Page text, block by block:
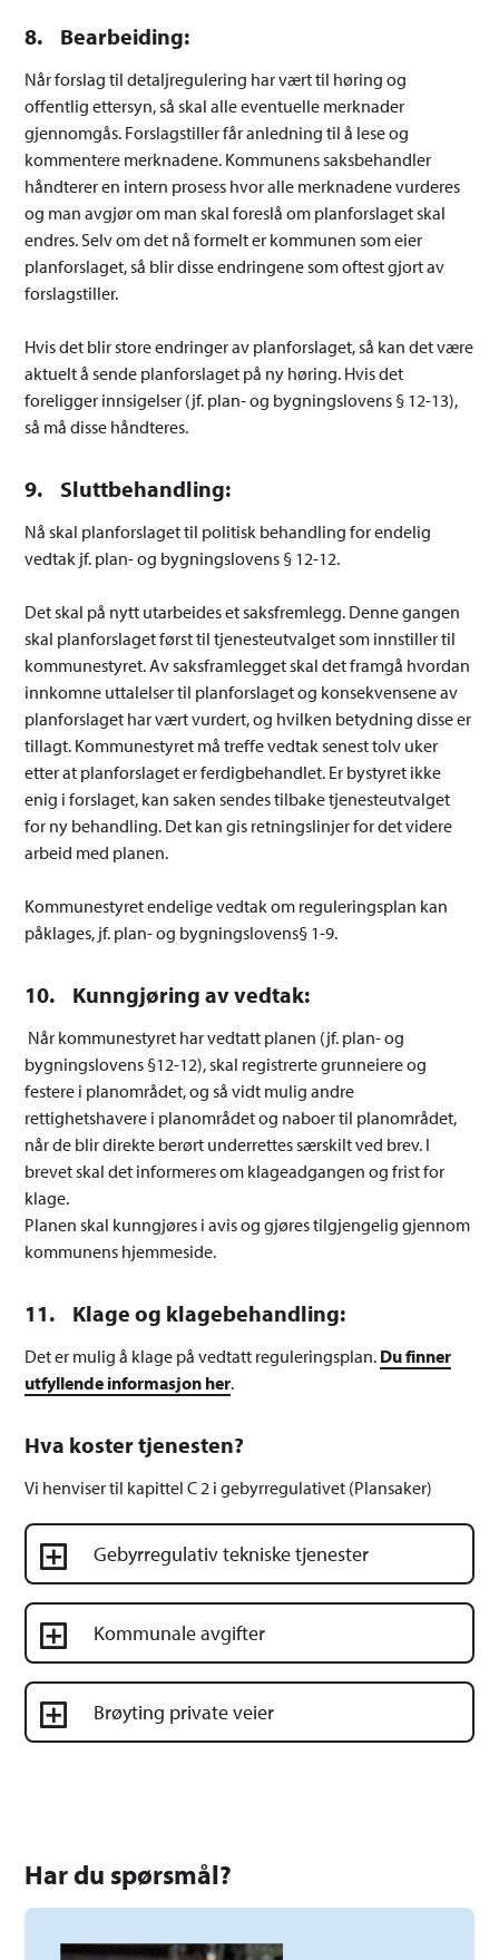
8. Bearbeiding:
Når forslag til detaljregulering har vært til høring og
offentlig ettersyn, så skal alle eventuelle merknader
gjennomgås. Forslagstiller får anledning til å lese og
kommentere merknadene. Kommunens saksbehandler
håndterer en intern prosess hvor alle merknadene vurderes
og man avgjør om man skal foreslå om planforslaget skal
endres. Selv om det nå formelt er kommunen som eier
planforslaget, så blir disse endringene som oftest gjort av
forslagstiller.
Hvis det blir store endringer av planforslaget, så kan det være
aktuelt å sende planforslaget på ny høring. Hvis det
foreligger innsigelser (jf. plan- og bygningslovens § 12-13),
så må disse håndteres.
9. Sluttbehandling:
Nå skal planforslaget til politisk behandling for endelig
vedtak jf. plan- og bygningslovens § 12-12.
Det skal på nytt utarbeides et saksfremlegg. Denne gangen
skal planforslaget først til tjenesteutvalget som innstiller til
kommunestyret. Av saksframlegget skal det framgå hvordan
innkomne uttalelser til planforslaget og konsekvensene av
planforslaget har vært vurdert, og hvilken betydning disse er
tillagt. Kommunestyret må treffe vedtak senest tolv uker
etter at planforslaget er ferdigbehandlet. Er bystyret ikke
enig i forslaget, kan saken sendes tilbake tjenesteutvalget
for ny behandling. Det kan gis retningslinjer for det videre
arbeid med planen.
Kommunestyret endelige vedtak om reguleringsplan kan
påklages, jf. plan- og bygningslovens§ 1-9.
10. Kunngjøring av vedtak:
Når kommunestyret har vedtatt planen (jf. plan- og
bygningslovens §12-12), skal registrerte grunneiere og
festere i planområdet, og så vidt mulig andre
rettighetshavere i planområdet og naboer til planområdet,
når de blir direkte berørt underrettes særskilt ved brev. I
brevet skal det informeres om klageadgangen og frist for
klage.
Planen skal kunngjøres i avis og gjøres tilgjengelig gjennom
kommunens hjemmeside.
11. Klage og klagebehandling:
Det er mulig å klage på vedtatt reguleringsplan. Du finner
utfyllende informasjon her.
Hva koster tjenesten?
Vi henviser til kapittel C 2 i gebyrregulativet (Plansaker)
Gebyrregulativ tekniske tjenester
Kommunale avgifter
Brøyting private veier
Har du spørsmål?